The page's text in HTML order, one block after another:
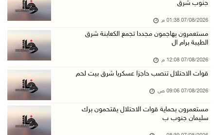
06/آب/2026 11:14 م
قوات الاحتلال تقتحم يعبد جنوب غرب جنين
06/آب/2026 10:49 م
وزير الداخلية يبحث مع مكافحة المخدرات الدولي ...
جنوب شرق
07/08/2026 01:38 م
مستعمرون يهاجمون مجددا تجمع الكعابنة شرق
الطيبة برام ال
07/08/2026 12:08 م
قوات الاحتلال تنصب حاجزا عسكريا شرق بيت لحم
07/08/2026 09:06 ص
مستعمرون بحماية قوات الاحتلال يقتحمون برك
سليمان جنوب ب